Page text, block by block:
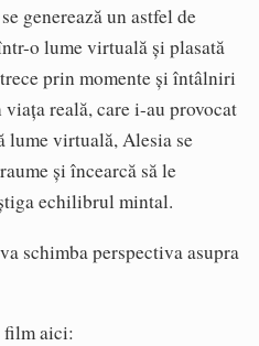
generează un astfel de
o lume virtuală și plasată
prin momente și întâlniri
reală, care i-au provocat
lume virtuală, Alesia se
și încearcă să le
echilibrul mintal.
schimba perspectiva asupra
film aici: